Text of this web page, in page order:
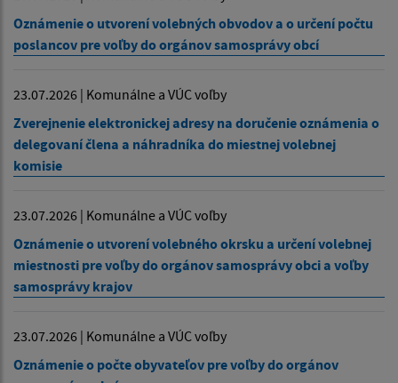
Oznámenie o utvorení volebných obvodov a o určení počtu
poslancov pre voľby do orgánov samosprávy obcí
23.07.2026 | Komunálne a VÚC voľby
Zverejnenie elektronickej adresy na doručenie oznámenia o
delegovaní člena a náhradníka do miestnej volebnej
komisie
23.07.2026 | Komunálne a VÚC voľby
Oznámenie o utvorení volebného okrsku a určení volebnej
miestnosti pre voľby do orgánov samosprávy obci a voľby
samosprávy krajov
23.07.2026 | Komunálne a VÚC voľby
Oznámenie o počte obyvateľov pre voľby do orgánov